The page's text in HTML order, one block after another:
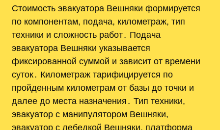
Стоимость эвакуатора Вешняки формируется
по компонентам, подача, километраж, тип
техники и сложность работ․ Подача
эвакуатора Вешняки указывается
фиксированной суммой и зависит от времени
суток․ Километраж тарифицируется по
пройденным километрам от базы до точки и
далее до места назначения․ Тип техники,
эвакуатор с манипулятором Вешняки,
эвакуатор с лебедкой Вешняки, платформа